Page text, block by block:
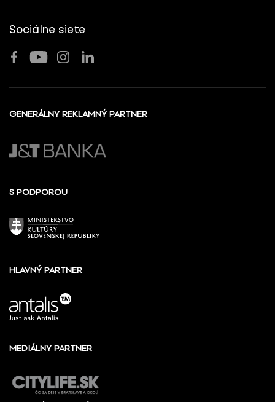
Sociálne siete
GENERÁLNY REKLAMNÝ PARTNER
S PODPOROU
HLAVNÝ PARTNER
MEDIÁLNY PARTNER